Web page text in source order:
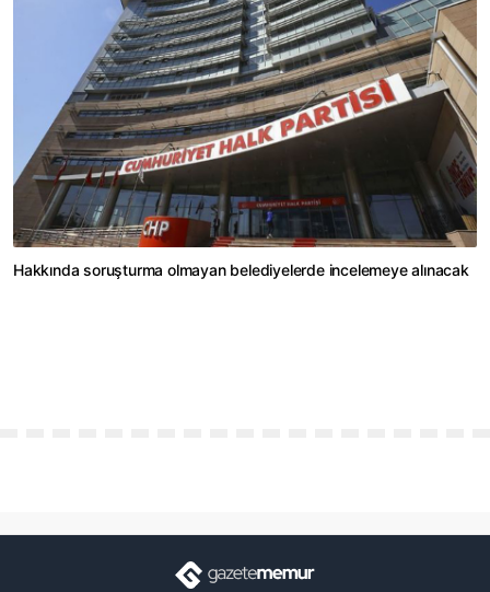
Hakkında soruşturma olmayan belediyelerde incelemeye alınacak